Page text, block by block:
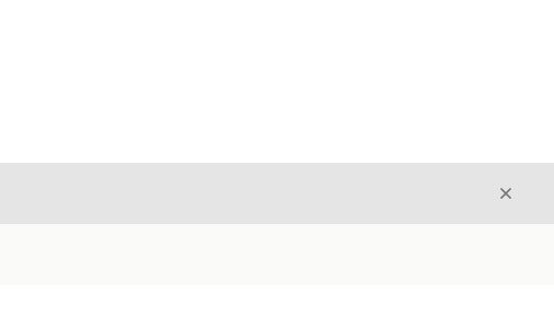
Sulje